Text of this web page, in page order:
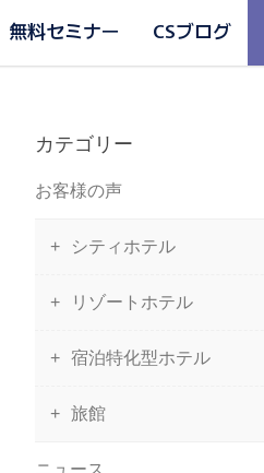
無料セミナー CSブログ
カテゴリー
お客様の声
シティホテル
リゾートホテル
宿泊特化型ホテル
旅館
ニュース